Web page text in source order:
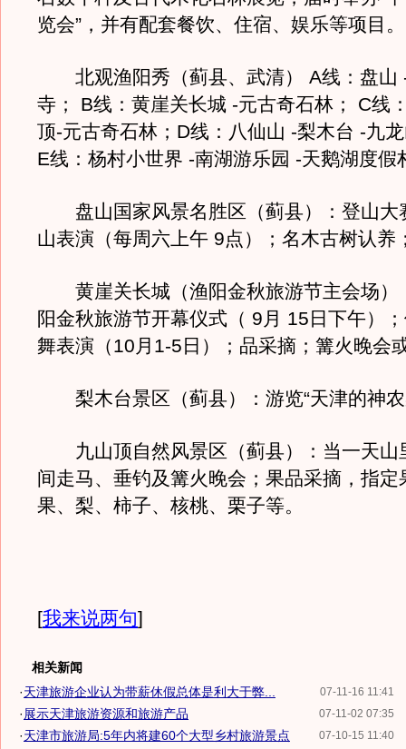
览会”，并有配套餐饮、住宿、娱乐等项目。
北观渔阳秀（蓟县、武清） A线：盘山
寺； B线：黄崖关长城 -元古奇石林； C线
顶-元古奇石林；D线：八仙山 -梨木台 -九
E线：杨村小世界 -南湖游乐园 -天鹅湖度假
盘山国家风景名胜区（蓟县）：登山大
山表演（每周六上午 9点）；名木古树认养
黄崖关长城（渔阳金秋旅游节主会场）
阳金秋旅游节开幕仪式（ 9月 15日下午）
舞表演（10月1-5日）；品采摘；篝火晚会
梨木台景区（蓟县）：游览“天津的神农
九山顶自然风景区（蓟县）：当一天山
间走马、垂钓及篝火晚会；果品采摘，指定
果、梨、柿子、核桃、栗子等。
[我来说两句]
相关新闻
07-11-16 11:41
·天津旅游企业认为带薪休假总体是利大于弊...
07-11-02 07:35
· 展示天津旅游资源和旅游产品
07-10-15 11:40
·天津市旅游局:5年内将建60个大型乡村旅游景点